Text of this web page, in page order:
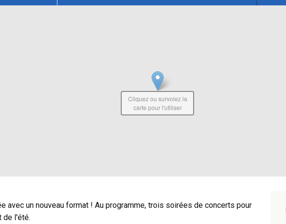
Cliquez ou survolez la
carte pour l'utiliser
avec un nouveau format ! Au programme, trois soirées de concerts pour
de l'été.